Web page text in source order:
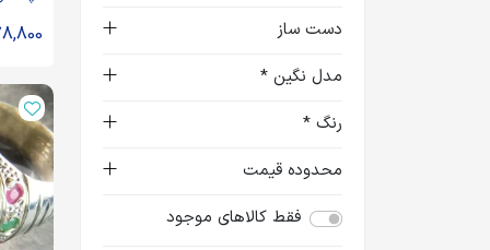
دست ساز
مدل نگین *
رنگ *
محدوده قیمت
فقط کالاهای موجود